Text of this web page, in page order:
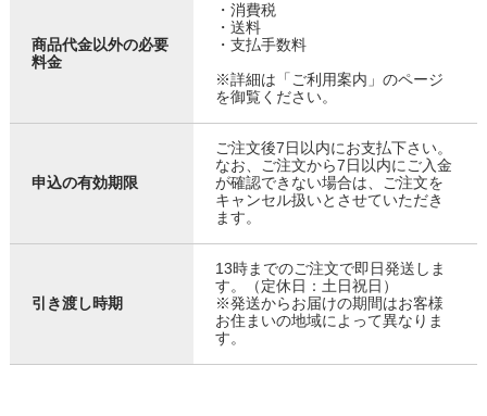
商品代金以外の必要
料金
・消費税
・送料
・支払手数料
※詳細は「ご利用案内」のページ
を御覧ください。
申込の有効期限
ご注文後7日以内にお支払下さい。
なお、ご注文から7日以内にご入金
が確認できない場合は、ご注文を
キャンセル扱いとさせていただき
ます。
引き渡し時期
13時までのご注文で即日発送しま
す。（定休日：土日祝日）
※発送からお届けの期間はお客様
お住まいの地域によって異なりま
す。